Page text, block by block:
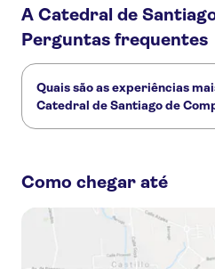
A Catedral de
Perguntas frequentes
Quais são as experiências
Catedral de Santiago de
Visita guiada a Santiago de
Tour privado em Santiago de
Como chegar até